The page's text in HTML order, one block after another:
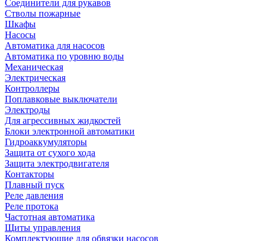
Соединители для рукавов
Стволы пожарные
Шкафы
Насосы
Автоматика для насосов
Автоматика по уровню воды
Механическая
Электрическая
Контроллеры
Поплавковые выключатели
Электроды
Для агрессивных жидкостей
Блоки электронной автоматики
Гидроаккумуляторы
Защита от сухого хода
Защита электродвигателя
Контакторы
Плавный пуск
Реле давления
Реле протока
Частотная автоматика
Щиты управления
Комплектующие для обвязки насосов